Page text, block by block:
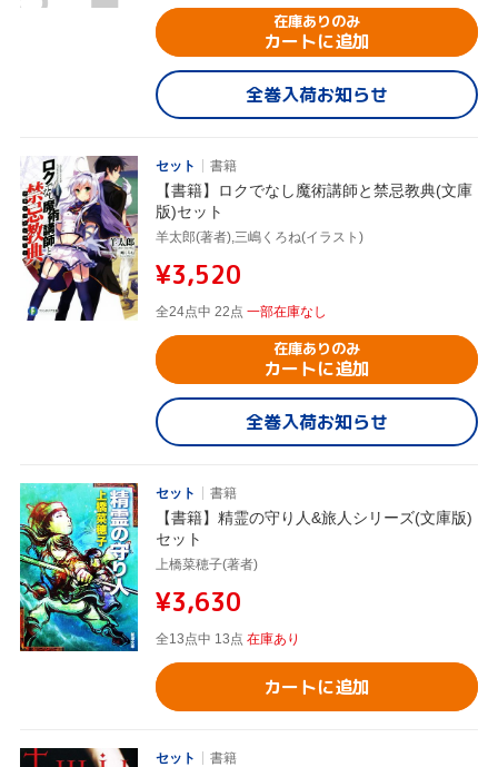
在庫ありのみ
カートに追加
全巻入荷お知らせ
セット 書籍
【書籍】ロクでなし魔術講師と禁忌教典(文庫
版)セット
羊太郎(著者),三嶋くろね(イラスト)
¥3,520
全24点中 22点 一部在庫なし
在庫ありのみ
カートに追加
全巻入荷お知らせ
セット 書籍
【書籍】精霊の守り人&旅人シリーズ(文庫版)
セット
上橋菜穂子(著者)
¥3,630
全13点中 13点 在庫あり
カートに追加
セット 書籍